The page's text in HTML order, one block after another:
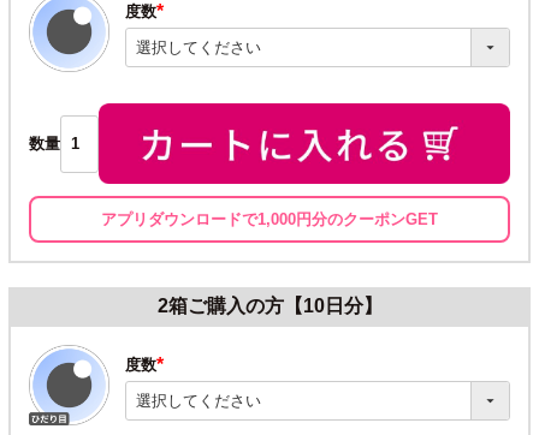
度数
(必
須)
数量
アプリダウンロードで1,000円分のクーポンGET
2箱ご購入の方【10日分】
度数
(必
須)